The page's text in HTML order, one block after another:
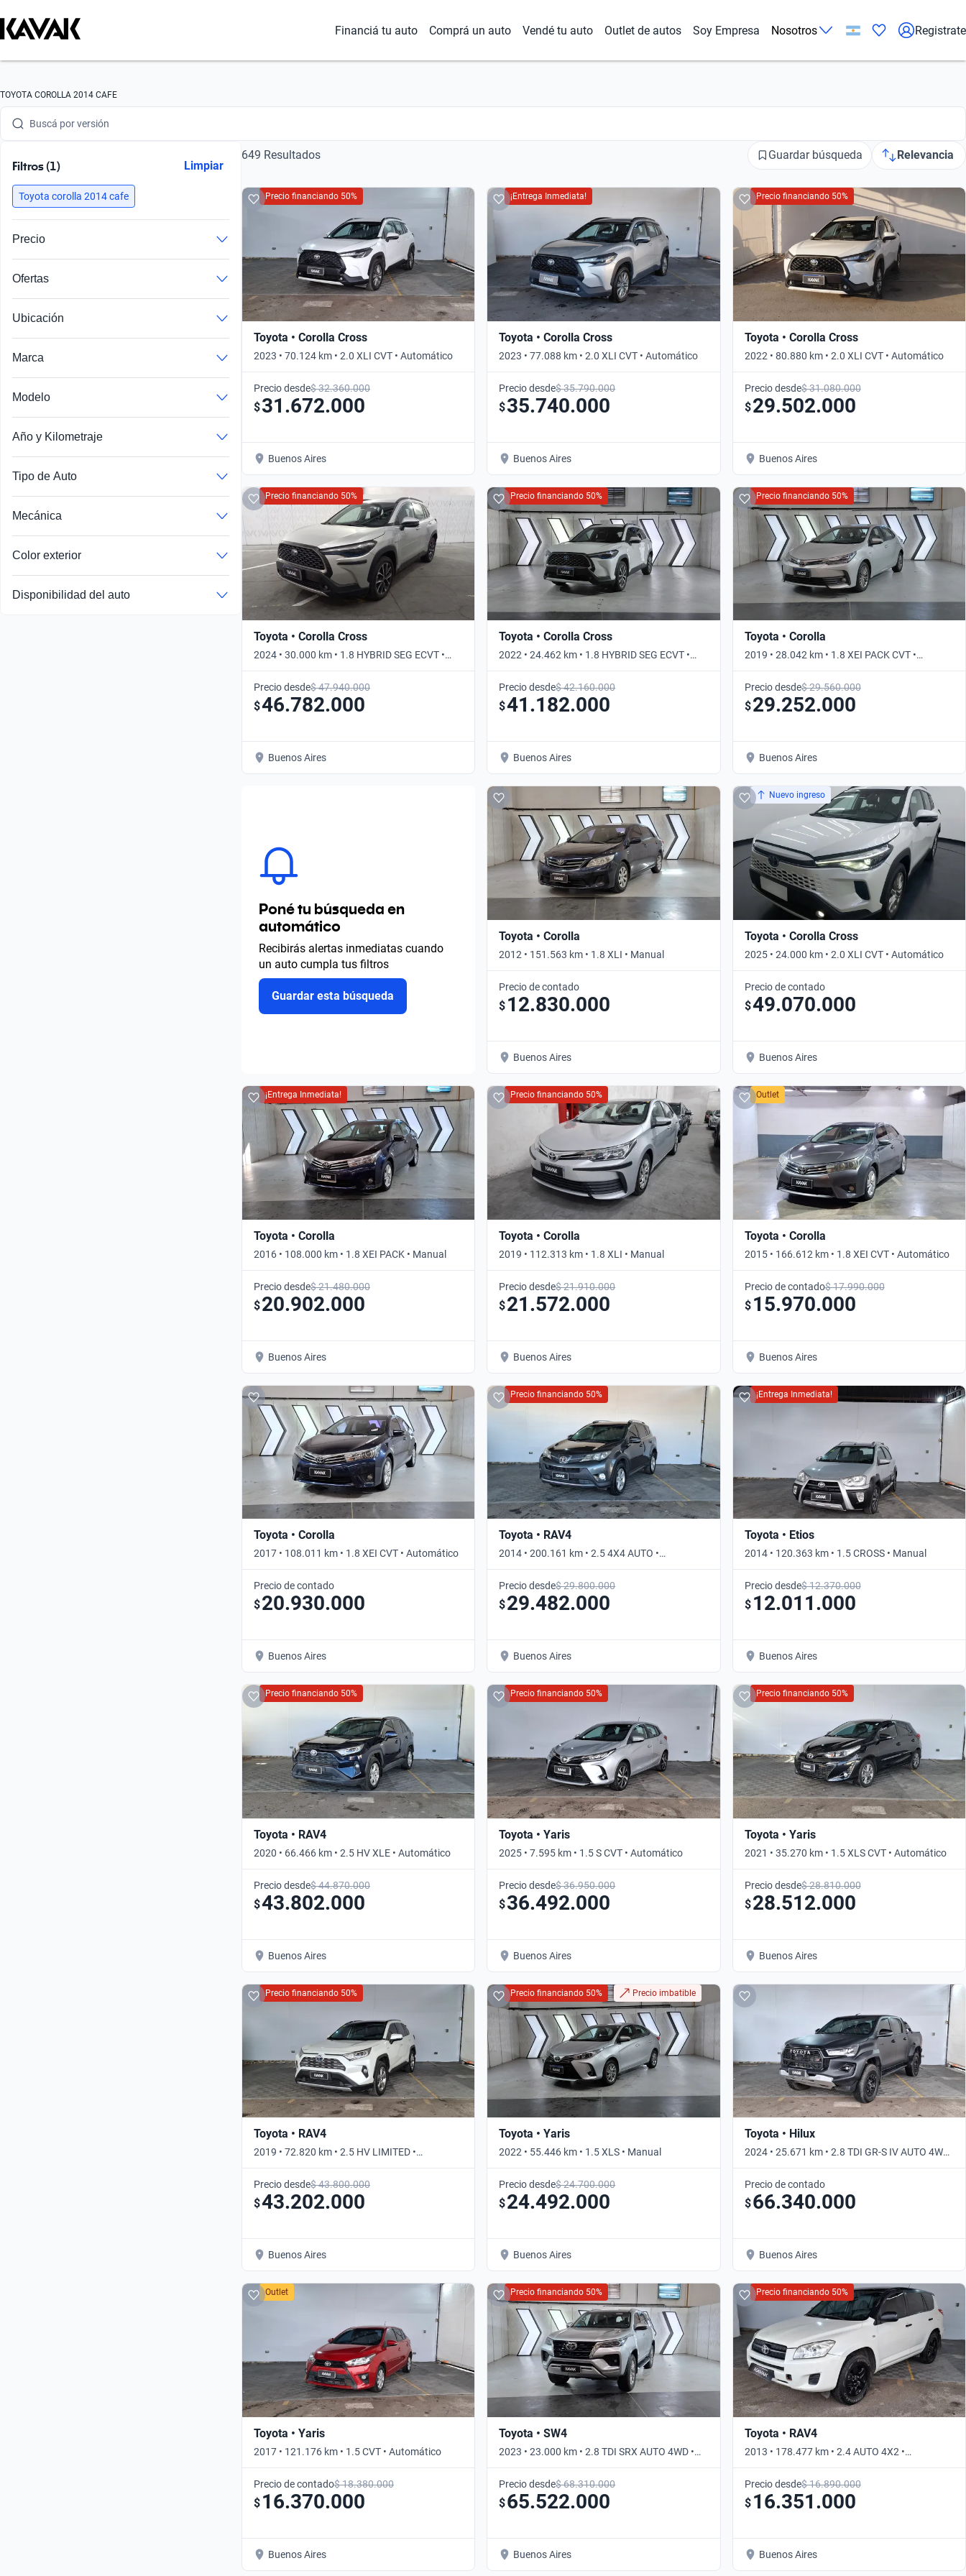
Financiá tu auto Comprá un auto Vendé tu auto Outlet de autos Soy Empresa Nosotros Registrate
TOYOTA COROLLA 2014 CAFE
Buscá por marca
Buscá por modelo
Buscá por versión
Buscá por año
Buscá por modelo
Buscá por versión
Filtros (1) Limpiar
Toyota corolla 2014 cafe
Precio
Ofertas
Ubicación
Marca
Modelo
Año y Kilometraje
Tipo de Auto
Mecánica
Color exterior
Disponibilidad del auto
649 Resultados Guardar búsqueda Relevancia
Precio financiando 50%
Toyota • Corolla Cross
2023 • 70.124 km • 2.0 XLI CVT • Automático
Precio desde$ 32.360.000
$31.672.000
Buenos Aires
¡Entrega Inmediata!
Toyota • Corolla Cross
2023 • 77.088 km • 2.0 XLI CVT • Automático
Precio desde$ 35.790.000
$35.740.000
Buenos Aires
Precio financiando 50%
Toyota • Corolla Cross
2022 • 80.880 km • 2.0 XLI CVT • Automático
Precio desde$ 31.080.000
$29.502.000
Buenos Aires
Precio financiando 50%
Toyota • Corolla Cross
2024 • 30.000 km • 1.8 HYBRID SEG ECVT •
Automático
Precio desde$ 47.940.000
$46.782.000
Buenos Aires
Precio financiando 50%
Toyota • Corolla Cross
2022 • 24.462 km • 1.8 HYBRID SEG ECVT •
Automático
Precio desde$ 42.160.000
$41.182.000
Buenos Aires
Precio financiando 50%
Toyota • Corolla
2019 • 28.042 km • 1.8 XEI PACK CVT •
Automático
Precio desde$ 29.560.000
$29.252.000
Buenos Aires
Poné tu búsqueda en
automático
Recibirás alertas inmediatas cuando
un auto cumpla tus filtros
Guardar esta búsqueda
Toyota • Corolla
2012 • 151.563 km • 1.8 XLI • Manual
Precio de contado
$ 12.830.000
Buenos Aires
Nuevo ingreso
Toyota • Corolla Cross
2025 • 24.000 km • 2.0 XLI CVT • Automático
Precio de contado
$49.070.000
Buenos Aires
¡Entrega Inmediata!
Toyota • Corolla
2016 • 108.000 km • 1.8 XEI PACK • Manual
Precio desde$ 21.480.000
$20.902.000
Buenos Aires
Precio financiando 50%
Toyota • Corolla
2019 • 112.313 km • 1.8 XLI • Manual
Precio desde$ 21.910.000
$21.572.000
Buenos Aires
Outlet
Toyota • Corolla
2015 • 166.612 km • 1.8 XEI CVT • Automático
Precio de contado$ 17.990.000
$ 15.970.000
Buenos Aires
Toyota • Corolla
2017 • 108.011 km • 1.8 XEI CVT • Automático
Precio de contado
$20.930.000
Buenos Aires
Precio financiando 50%
Toyota • RAV4
2014 • 200.161 km • 2.5 4X4 AUTO •
Automático
Precio desde$ 29.800.000
$29.482.000
Buenos Aires
¡Entrega Inmediata!
Toyota • Etios
2014 • 120.363 km • 1.5 CROSS • Manual
Precio desde$ 12.370.000
$ 12.011.000
Buenos Aires
Precio financiando 50%
Toyota • RAV4
2020 • 66.466 km • 2.5 HV XLE • Automático
Precio desde$ 44.870.000
$43.802.000
Buenos Aires
Precio financiando 50%
Toyota • Yaris
2025 • 7.595 km • 1.5 S CVT • Automático
Precio desde$ 36.950.000
$36.492.000
Buenos Aires
Precio financiando 50%
Toyota • Yaris
2021 • 35.270 km • 1.5 XLS CVT • Automático
Precio desde$ 28.810.000
$28.512.000
Buenos Aires
Precio financiando 50%
Toyota • RAV4
2019 • 72.820 km • 2.5 HV LIMITED •
Automático
Precio desde$ 43.800.000
$43.202.000
Buenos Aires
Precio financiando 50% Precio imbatible
Toyota • Yaris
2022 • 55.446 km • 1.5 XLS • Manual
Precio desde$ 24.700.000
$24.492.000
Buenos Aires
Toyota • Hilux
2024 • 25.671 km • 2.8 TDI GR-S IV AUTO 4WD
C/D • Automático
Precio de contado
$66.340.000
Buenos Aires
Outlet
Toyota • Yaris
2017 • 121.176 km • 1.5 CVT • Automático
Precio de contado$ 18.380.000
$ 16.370.000
Buenos Aires
Precio financiando 50%
Toyota • SW4
2023 • 23.000 km • 2.8 TDI SRX AUTO 4WD •
Automático
Precio desde$ 68.310.000
$65.522.000
Buenos Aires
Precio financiando 50%
Toyota • RAV4
2013 • 178.477 km • 2.4 AUTO 4X2 •
Automático
Precio desde$ 16.890.000
$ 16.351.000
Buenos Aires